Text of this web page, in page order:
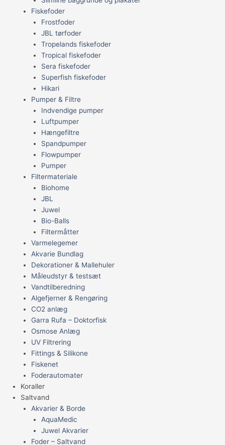
Fiskefoder
Frostfoder
JBL tørfoder
Tropelands fiskefoder
Tropical fiskefoder
Sera fiskefoder
Superfish fiskefoder
Hikari
Pumper & Filtre
Indvendige pumper
Luftpumper
Hængefiltre
Spandpumper
Flowpumper
Pumper
Filtermateriale
Biohome
JBL
Juwel
Bio-Balls
Filtermåtter
Varmelegemer
Akvarie Bundlag
Dekorationer & Mallehuler
Måleudstyr & testsæt
Vandtilberedning
Algefjerner & Rengøring
CO2 anlæg
Garra Rufa – Doktorfisk
Osmose Anlæg
UV Filtrering
Fittings & Silikone
Fiskenet
Foderautomater
Koraller
Saltvand
Akvarier & Borde
AquaMedic
Juwel Akvarier
Foder – Saltvand